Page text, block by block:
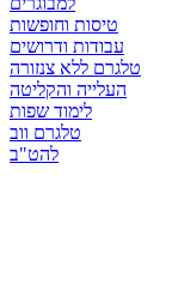
טיסות וחופשות
עבודות ודרושים
טלגרם ללא צנזורה
העלייה והקליטה
לימוד שפות
טלגרם ווב
להט"ב